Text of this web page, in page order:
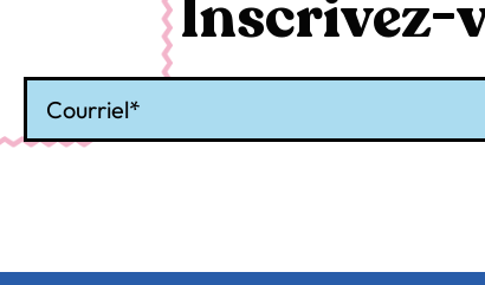
Inscrivez-